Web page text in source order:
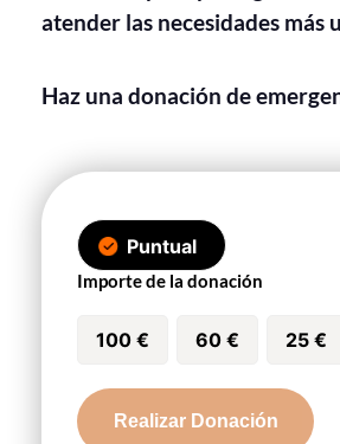
atender las necesidades más
Haz una donación de
Puntual
Importe de la donación
100 € 60 € 25 €
Emergencia
en
Realizar Donación